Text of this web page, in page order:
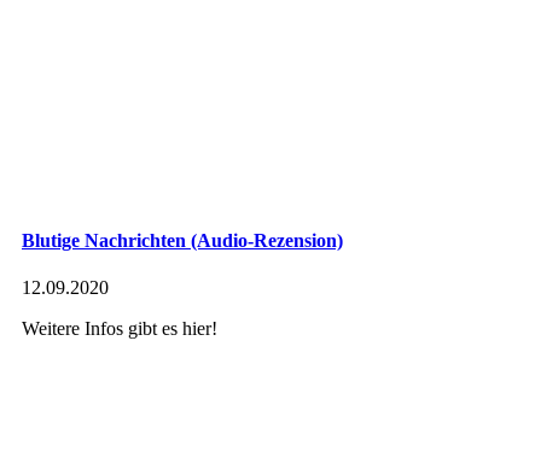
Blutige Nachrichten (Audio-Rezension)
12.09.2020
Weitere Infos gibt es hier!